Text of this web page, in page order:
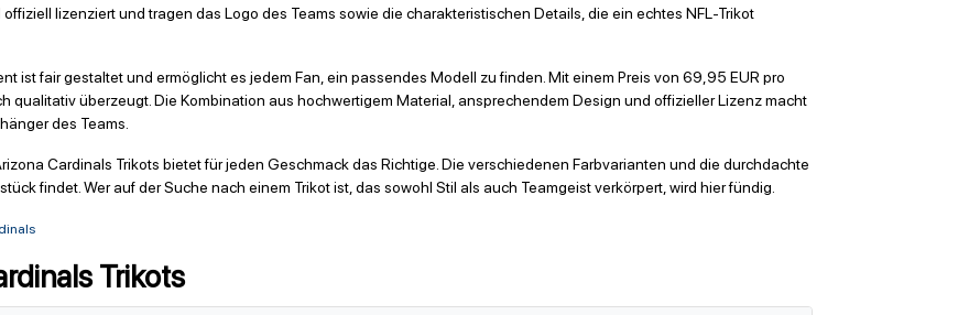
lizenziert und tragen das Logo des Teams sowie die charakteristischen Details, die ein echtes NFL-Trikot
ist fair gestaltet und ermöglicht es jedem Fan, ein passendes Modell zu finden. Mit einem Preis von 69,95 EUR pro
qualitativ überzeugt. Die Kombination aus hochwertigem Material, ansprechendem Design und offizieller Lizenz macht
des Teams.
Cardinals Trikots bietet für jeden Geschmack das Richtige. Die verschiedenen Farbvarianten und die durchdachte
findet. Wer auf der Suche nach einem Trikot ist, das sowohl Stil als auch Teamgeist verkörpert, wird hier fündig.
Trikots